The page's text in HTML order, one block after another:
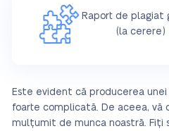
Raport de plagiat
(la cerere)
Este evident că producerea
foarte complicată. De aceea, vă
mulțumit de munca noastră. Fiți